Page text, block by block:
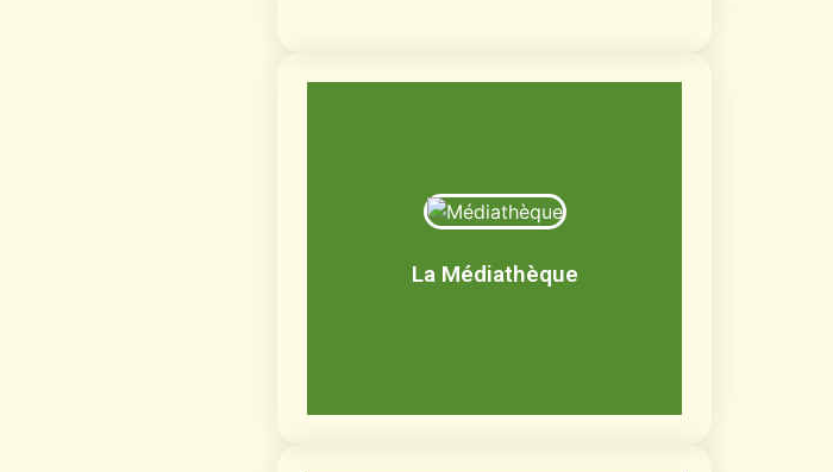
La Médiathèque
Médiathèque
Livres, BD, documentaires, jeux de